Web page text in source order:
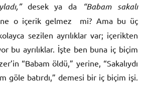
desek ya da
“Babam sakalı
o içerik gelmez mi? Ama bu üç
sezilen ayrılıklar var; içerikten
bu ayrılıklar. İşte ben buna iç biçim
“Babam öldü,” yerine, “Sakalıydı
göle batırdı,” demesi bir iç biçim işi.